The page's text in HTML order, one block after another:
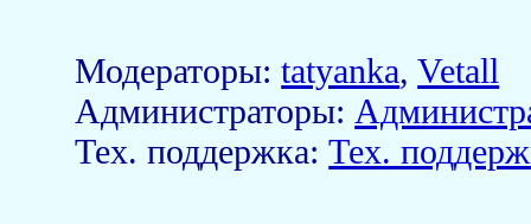
Модераторы:tatyanka,Vetall
Aдминистраторы:
Тех. поддержка:Тех.